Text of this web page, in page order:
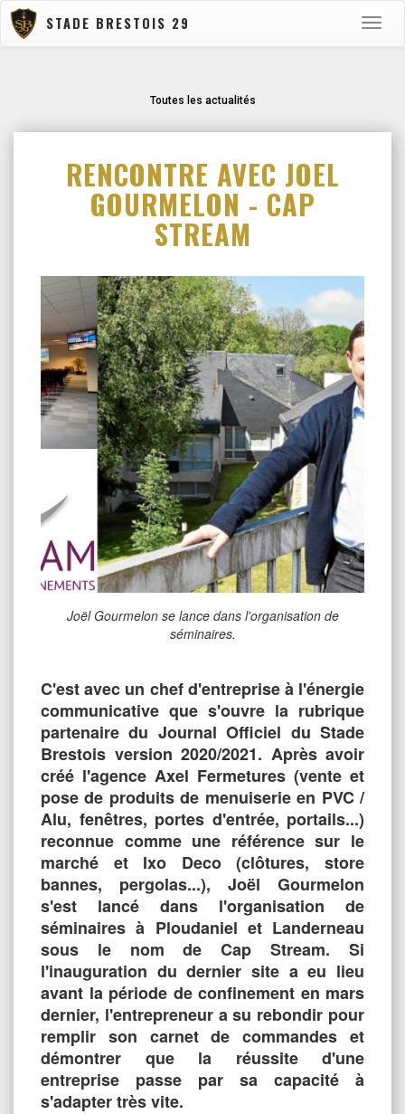
Toggle
STADE BRESTOIS 29
Toutes les actualités
RENCONTRE AVEC JOEL
GOURMELON - CAP
STREAM
Joël Gourmelon se lance dans l'organisation de
séminaires.
C'est avec un chef d'entreprise à l'énergie
communicative que s'ouvre la rubrique
partenaire du Journal Officiel du Stade
Brestois version 2020/2021. Après avoir
créé l'agence Axel Fermetures (vente et
pose de produits de menuiserie en PVC /
Alu, fenêtres, portes d'entrée, portails...)
reconnue comme une référence sur le
marché et Ixo Deco (clôtures, store
bannes, pergolas...), Joël Gourmelon
s'est lancé dans l'organisation de
séminaires à Ploudaniel et Landerneau
sous le nom de Cap Stream. Si
l'inauguration du dernier site a eu lieu
avant la période de confinement en mars
dernier, l'entrepreneur a su rebondir pour
remplir son carnet de commandes et
démontrer que la réussite d'une
entreprise passe par sa capacité à
s'adapter très vite.